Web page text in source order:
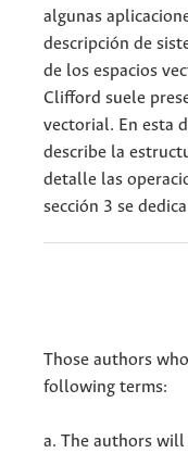
algunas
descripción de
de los espacios
Clifford suele
vectorial. En esta
describe la
detalle las
sección 3 se
Those authors
following terms:
a. The authors